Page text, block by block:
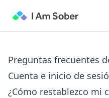
Preguntas frecuentes
Cuenta e inicio de
¿Cómo restablezco mi